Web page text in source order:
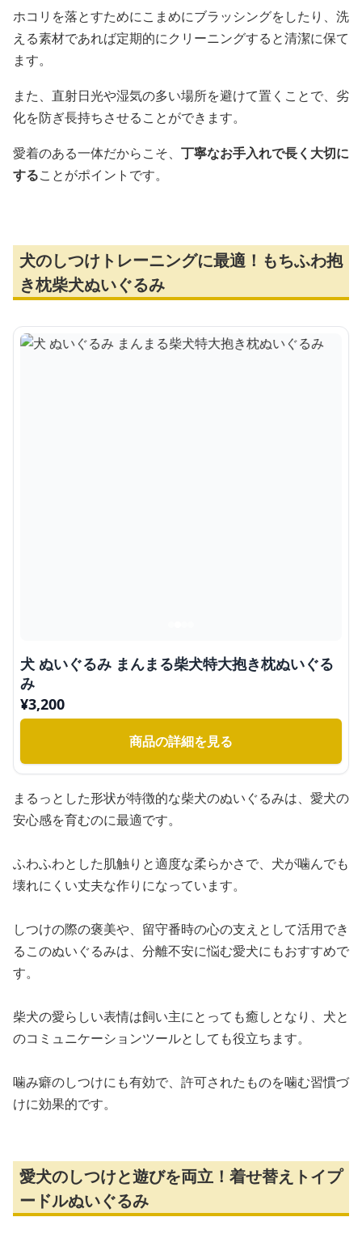
ホコリを落とすためにこまめにブラッシングをしたり、洗
える素材であれば定期的にクリーニングすると清潔に保て
ます。
また、直射日光や湿気の多い場所を避けて置くことで、劣
化を防ぎ長持ちさせることができます。
愛着のある一体だからこそ、 丁寧なお手入れで長く大切に
することがポイントです。
犬のしつけトレーニングに最適！もちふわ抱
き枕柴犬ぬいぐるみ
犬 ぬいぐるみ まんまる柴犬特大抱き枕ぬいぐる
み
¥3,200
商品の詳細を見る
まるっとした形状が特徴的な柴犬のぬいぐるみは、愛犬の
安心感を育むのに最適です。
ふわふわとした肌触りと適度な柔らかさで、犬が噛んでも
壊れにくい丈夫な作りになっています。
しつけの際の褒美や、留守番時の心の支えとして活用でき
るこのぬいぐるみは、分離不安に悩む愛犬にもおすすめで
す。
柴犬の愛らしい表情は飼い主にとっても癒しとなり、犬と
のコミュニケーションツールとしても役立ちます。
噛み癖のしつけにも有効で、許可されたものを噛む習慣づ
けに効果的です。
愛犬のしつけと遊びを両立！着せ替えトイプ
ードルぬいぐるみ